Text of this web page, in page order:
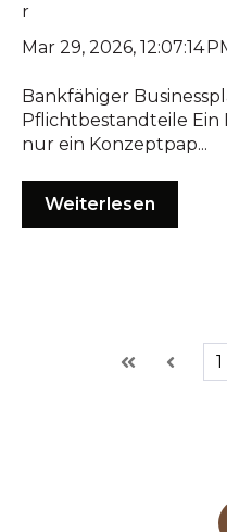
Mar 29, 2026, 12:07:14
Bankfähiger
Pflichtbestandteile Ein
nur ein Konzeptpap...
Weiterlesen
Erste Zurück
1